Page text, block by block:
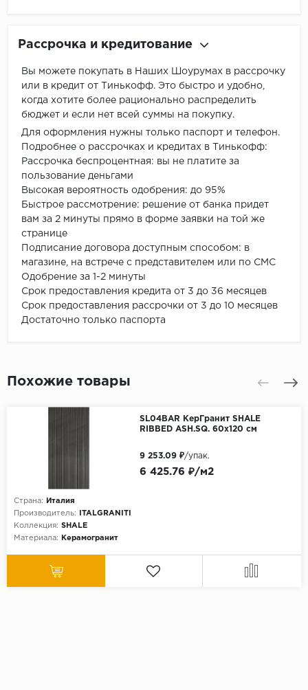
Рассрочка и кредитование
Вы можете покупать в Наших Шоурумах в рассрочку
или в кредит от Тинькофф. Это быстро и удобно,
когда хотите более рационально распределить
бюджет и если нет всей суммы на покупку.
Для оформления нужны только паспорт и телефон.
Подробнее о рассрочках и кредитах в Тинькофф:
Рассрочка беспроцентная: вы не платите за
пользование деньгами
Высокая вероятность одобрения: до 95%
Быстрое рассмотрение: решение от банка придет
вам за 2 минуты прямо в форме заявки на той же
странице
Подписание договора доступным способом: в
магазине, на встрече с представителем или по СМС
Одобрение за 1-2 минуты
Срок предоставления кредита от 3 до 36 месяцев
Срок предоставления рассрочки от 3 до 10 месяцев
Достаточно только паспорта
Похожие товары
SL04BAR КерГранит SHALE
RIBBED ASH.SQ. 60x120 см
Страна:
Италия
Производитель:
ITALGRANITI
Коллекция: SHALE
Материала:
Керамогранит
6 425.76 ₽/м2
9 253.09 ₽/упак.